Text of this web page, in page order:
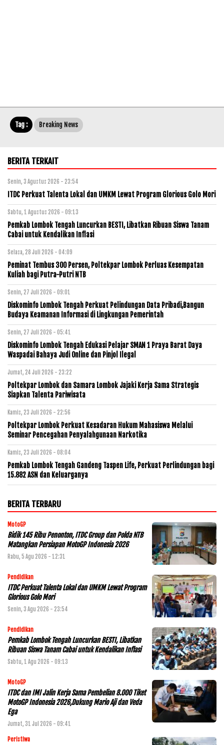
Tag : Breaking News
BERITA TERKAIT
Senin, 3 Agustus 2026 - 23:54
ITDC Perkuat Talenta Lokal dan UMKM Lewat Program Glorious Golo Mori
Sabtu, 1 Agustus 2026 - 09:13
Pemkab Lombok Tengah Luncurkan BESTI, Libatkan Ribuan Siswa Tanam
Cabai untuk Kendalikan Inflasi
Selasa, 28 Juli 2026 - 04:09
Peminat Tembus 300 Persen, Poltekpar Lombok Perluas Kesempatan
Kuliah bagi Putra-Putri NTB
Senin, 27 Juli 2026 - 09:01
Diskominfo Lombok Tengah Perkuat Pelindungan Data Pribadi,Bangun
Budaya Keamanan Informasi di Lingkungan Pemerintah
Senin, 27 Juli 2026 - 05:41
Diskominfo Lombok Tengah Edukasi Pelajar SMAN 1 Praya Barat Daya
Waspadai Bahaya Judi Online dan Pinjol Ilegal
Jumat, 24 Juli 2026 - 23:22
Poltekpar Lombok dan Samara Lombok Jajaki Kerja Sama Strategis
Siapkan Talenta Pariwisata
Kamis, 23 Juli 2026 - 22:56
Poltekpar Lombok Perkuat Kesadaran Hukum Mahasiswa Melalui
Seminar Pencegahan Penyalahgunaan Narkotika
Kamis, 23 Juli 2026 - 08:04
Pemkab Lombok Tengah Gandeng Taspen Life, Perkuat Perlindungan bagi
15.882 ASN dan Keluarganya
BERITA TERBARU
MotoGP
Bidik 145 Ribu Penonton, ITDC Group dan Polda NTB
Matangkan Persiapan MotoGP Indonesia 2026
Rabu, 5 Agu 2026 - 12:31
Pendidikan
ITDC Perkuat Talenta Lokal dan UMKM Lewat Program
Glorious Golo Mori
Senin, 3 Agu 2026 - 23:54
Pendidikan
Pemkab Lombok Tengah Luncurkan BESTI, Libatkan
Ribuan Siswa Tanam Cabai untuk Kendalikan Inflasi
Sabtu, 1 Agu 2026 - 09:13
MotoGP
ITDC dan IMI Jalin Kerja Sama Pembelian 8.000 Tiket
MotoGP Indonesia 2026,Dukung Mario Aji dan Veda
Ega
Jumat, 31 Jul 2026 - 09:41
Peristiwa